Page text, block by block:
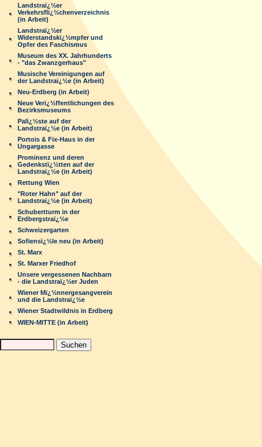
Landstraï¿½er
Verkehrsflï¿½chenverzeichnis
(in Arbeit)
Landstraï¿½er
Widerstandskï¿½mpfer und
Opfer des Faschismus
Museum des XX. Jahrhunderts
- "das Zwanzgerhaus"
Musische Vereinigungen auf
der Landstraï¿½e (in Arbeit)
Neu-Erdberg (in Arbeit)
Neue Verï¿½ffentlichungen des
Bezirksmuseums
Palï¿½ste auf der
Landstraï¿½e (in Arbeit)
Portois & Fix-Haus in der
Ungargasse
Prominenz und deren
Gedenkstï¿½tten auf der
Landstraï¿½e (in Arbeit)
Rettung Wien
"Roter Hahn" auf der
Landstraï¿½e (in Arbeit)
Schubertturm in der
Erdbergstraï¿½e
Schweizergarten
Sofiensï¿½le neu (in Arbeit)
St. Marx
St. Marxer Friedhof
Unsere vergessenen Nachbarn
- die Landstraï¿½er Juden
Wiener Mï¿½nnergesangverein
und die Landstraï¿½e
Wiener Stadtwildnis in Erdberg
WIEN-MITTE (in Arbeit)